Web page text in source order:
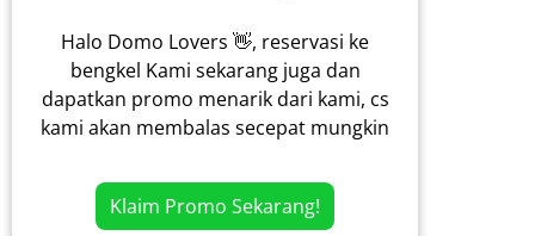
Halo Domo Lovers 👋, reservasi ke
bengkel Kami sekarang juga dan
dapatkan promo menarik dari kami, cs
kami akan membalas secepat mungkin
Klaim Promo Sekarang!